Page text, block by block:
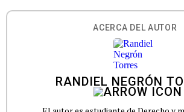
ACERCA DEL AUTOR
RANDIEL NEGRÓN